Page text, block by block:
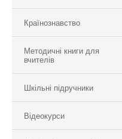
Країнознавство
Методичні книги для
вчителів
Шкільні підручники
Відеокурси